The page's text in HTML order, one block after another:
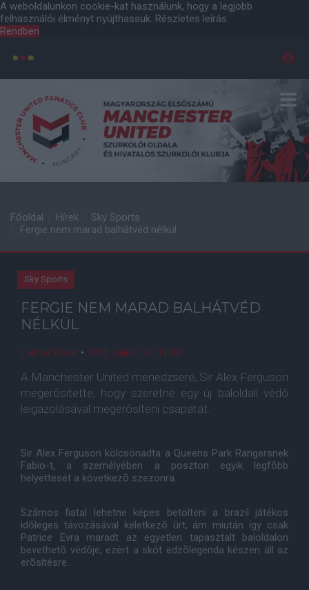
A weboldalunkon cookie-kat használunk, hogy a legjobb
felhasználói élményt nyújthassuk. Részletes leírás
Rendben
Főoldal Hírek
Sky Sports
Fergie nem marad balhátvéd nélkül
Sky Sports
FERGIE NEM MARAD BALHÁTVÉD
NÉLKÜL
Lakner Péter • 2012. július. 20. 12:00
A Manchester United menedzsere, Sir Alex Ferguson
megerõsítette, hogy szeretné egy új baloldali védõ
leigazolásával megerõsíteni csapatát.
Sir Alex Ferguson kölcsönadta a Queens Park Rangersnek
Fabio-t, a személyében a poszton egyik legfõbb
helyettesét a következõ szezonra.
Számos fiatal lehetne képes betölteni a brazil játékos
idõleges távozásával keletkezõ ûrt, ám miután így csak
Patrice Evra maradt az egyetlen tapasztalt baloldalon
bevethetõ védõje, ezért a skót edzõlegenda készen áll az
erõsítésre.